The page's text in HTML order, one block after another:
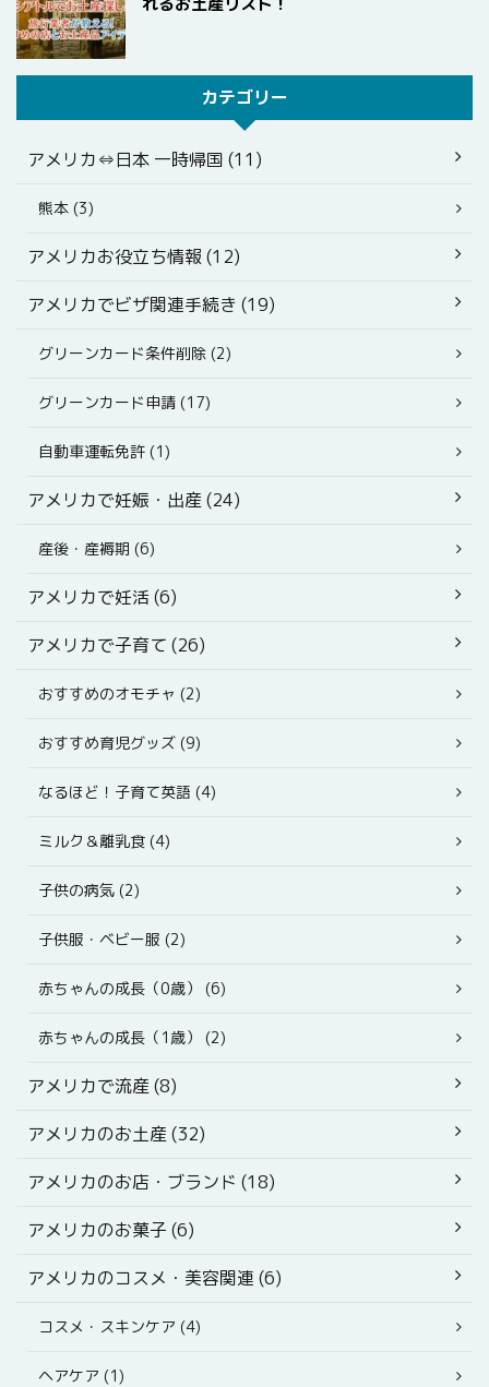
カテゴリー
アメリカ⇔日本 一時帰国 (11)
熊本 (3)
アメリカお役立ち情報 (12)
アメリカでビザ関連手続き (19)
グリーンカード条件削除 (2)
グリーンカード申請 (17)
自動車運転免許 (1)
アメリカで妊娠・出産 (24)
産後・産褥期 (6)
アメリカで妊活 (6)
アメリカで子育て (26)
おすすめのオモチャ (2)
おすすめ育児グッズ (9)
なるほど！子育て英語 (4)
ミルク＆離乳食 (4)
子供の病気 (2)
子供服・ベビー服 (2)
赤ちゃんの成長（0歳） (6)
赤ちゃんの成長（1歳） (2)
アメリカで流産 (8)
アメリカのお土産 (32)
アメリカのお店・ブランド (18)
アメリカのお菓子 (6)
アメリカのコスメ・美容関連 (6)
コスメ・スキンケア (4)
ヘアケア (1)